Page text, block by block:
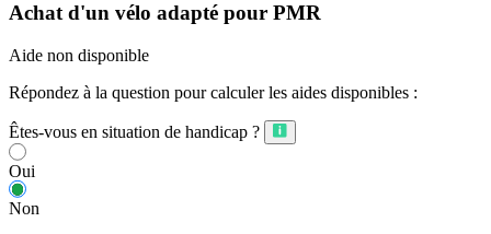
Achat d'un vélo adapté pour PMR
Aide non disponible
Répondez à la question pour calculer les aides disponibles :
Êtes-vous en situation de handicap ?
Oui
Non